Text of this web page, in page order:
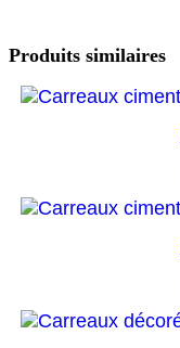
Produits similaires